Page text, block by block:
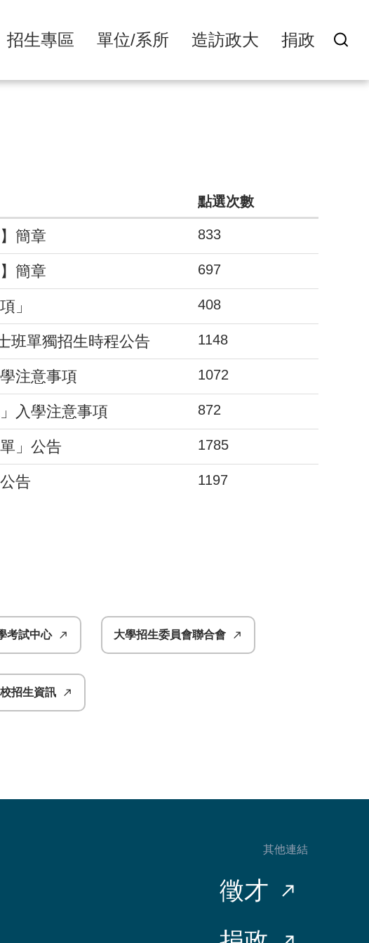
招生專區 單位/系所 造訪政大 捐政
點選次數
簡章 833
簡章 697
」 408
班單獨招生時程公告 1148
注意事項 1072
入學注意事項 872
」公告 1785
告 1197
考試中心 大學招生委員會聯合會
招生資訊
其他連結
徵才